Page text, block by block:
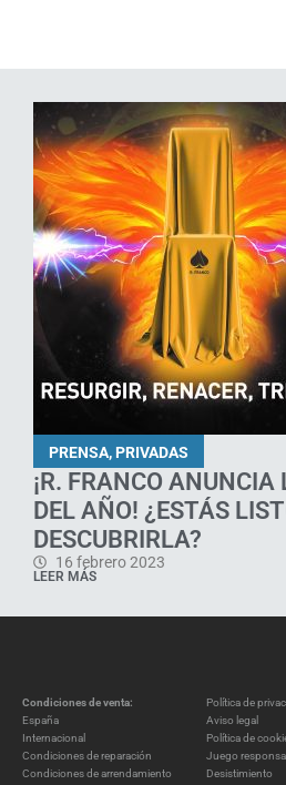
PRENSA, PRIVADAS
¡R. FRANCO ANUNCIA
DEL AÑO! ¿ESTÁS
DESCUBRIRLA?
16 febrero 2023
LEER MÁS
Condiciones de venta:
España
Internacional
Condiciones de reparación
Condiciones de arrendamiento
Política de
Aviso legal
Política de
Juego
Desistimiento